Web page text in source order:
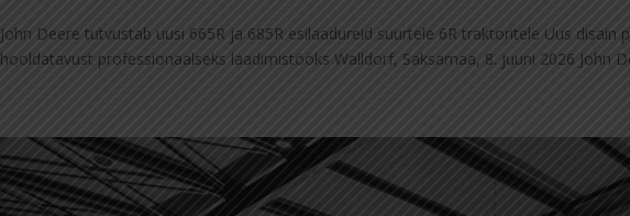
John Deere tutvustab uusi 665R ja 685R esilaadureid suurtele 6R traktoritele Uus
hooldatavust professionaalseks laadimistööks Walldorf, Saksamaa, 8. juuni 2026 John